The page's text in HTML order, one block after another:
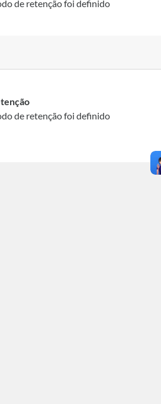
de retenção foi definido
de retenção foi definido